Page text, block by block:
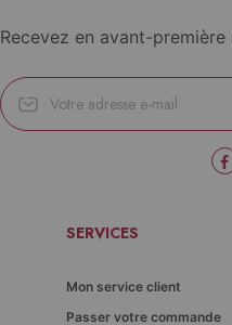
Recevez en avant-
SERVICES
Mon service client
Passer votre commande